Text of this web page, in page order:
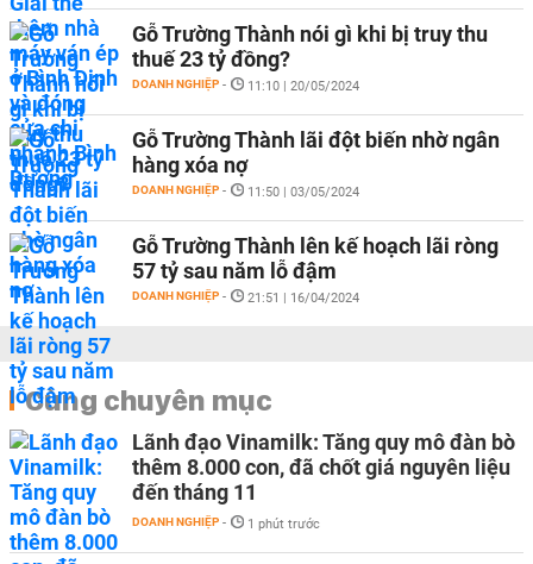
Gỗ Trường Thành nói gì khi bị truy thu
thuế 23 tỷ đồng?
DOANH NGHIỆP - 11:10 | 20/05/2024
Gỗ Trường Thành lãi đột biến nhờ ngân
hàng xóa nợ
DOANH NGHIỆP - 11:50 | 03/05/2024
Gỗ Trường Thành lên kế hoạch lãi ròng
57 tỷ sau năm lỗ đậm
DOANH NGHIỆP - 21:51 | 16/04/2024
Cùng chuyên mục
Lãnh đạo Vinamilk: Tăng quy mô đàn bò
thêm 8.000 con, đã chốt giá nguyên liệu
đến tháng 11
DOANH NGHIỆP - 1 phút trước